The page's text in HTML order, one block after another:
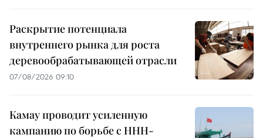
Раскрытие потенциала
внутреннего рынка для роста
деревообрабатывающей отрасли
07/08/2026 09:10
Камау проводит усиленную
кампанию по борьбе с ННН-